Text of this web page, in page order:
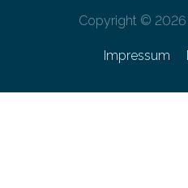
Copyright © 2026
Impressum